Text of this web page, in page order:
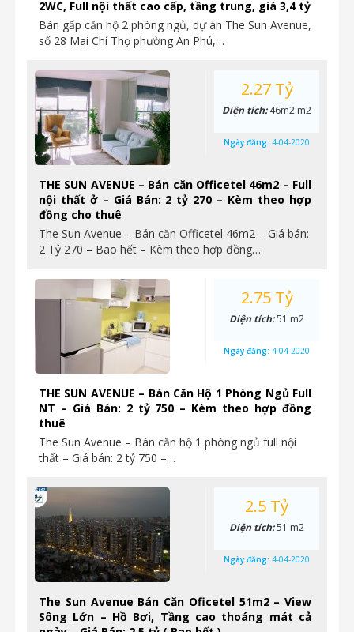
2WC, Full nội thất cao cấp, tầng trung, giá 3,4 tỷ
Bán gấp căn hộ 2 phòng ngủ, dự án The Sun Avenue,
số 28 Mai Chí Thọ phường An Phú,…
THE SUN AVENUE – Bán căn Officetel 46m2 – Full
nội thất ở – Giá Bán: 2 tỷ 270 – Kèm theo hợp
đồng cho thuê
The Sun Avenue – Bán căn Officetel 46m2 – Giá bán:
2 Tỷ 270 – Bao hết – Kèm theo hợp đồng…
2.27 Tỷ
Diện tích:46m2 m2
Ngày đăng: 4-04-2020
THE SUN AVENUE – Bán Căn Hộ 1 Phòng Ngủ Full
NT – Giá Bán: 2 tỷ 750 – Kèm theo hợp đồng
thuê
The Sun Avenue – Bán căn hộ 1 phòng ngủ full nội
thất – Giá bán: 2 tỷ 750 –…
2.75 Tỷ
Diện tích:51 m2
Ngày đăng: 4-04-2020
The Sun Avenue Bán Căn Oficetel 51m2 – View
Sông Lớn – Hồ Bơi, Tầng cao thoáng mát cả
2.5 Tỷ
Diện tích:51 m2
Ngày đăng: 4-04-2020